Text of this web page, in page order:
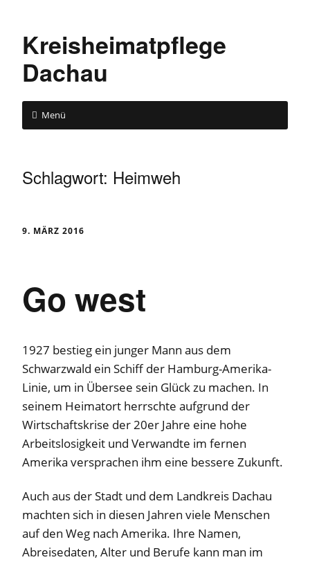
Kreisheimatpflege
Dachau
Menü
Schlagwort: Heimweh
9. MÄRZ 2016
Go west
1927 bestieg ein junger Mann aus dem
Schwarzwald ein Schiff der Hamburg-Amerika-
Linie, um in Übersee sein Glück zu machen. In
seinem Heimatort herrschte aufgrund der
Wirtschaftskrise der 20er Jahre eine hohe
Arbeitslosigkeit und Verwandte im fernen
Amerika versprachen ihm eine bessere Zukunft.
Auch aus der Stadt und dem Landkreis Dachau
machten sich in diesen Jahren viele Menschen
auf den Weg nach Amerika. Ihre Namen,
Abreisedaten, Alter und Berufe kann man im